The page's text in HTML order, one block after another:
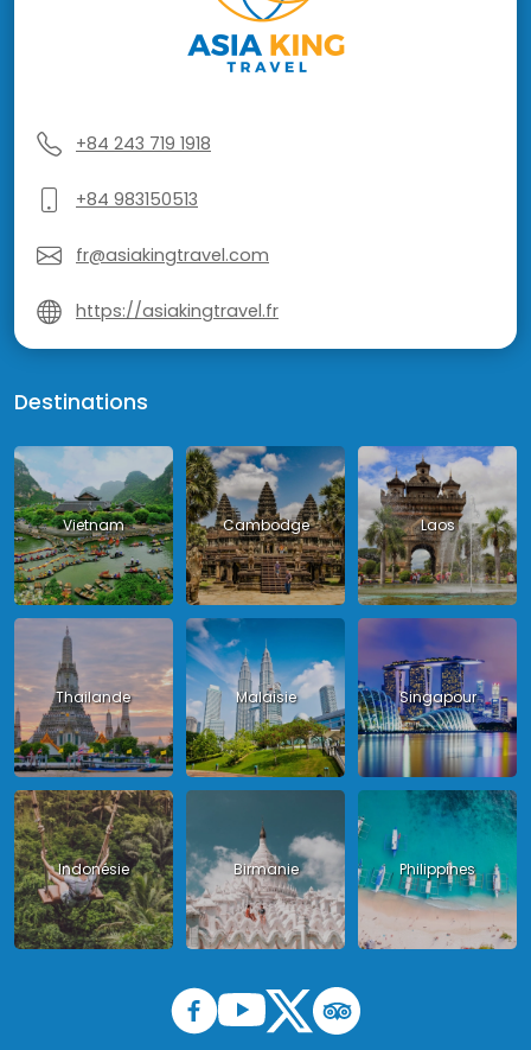
+84 243 719 1918
+84 983150513
fr@asiakingtravel.com
https://asiakingtravel.fr
Destinations
Vietnam Cambodge Laos
Thailande Malaisie Singapour
Indonésie Birmanie Philippines